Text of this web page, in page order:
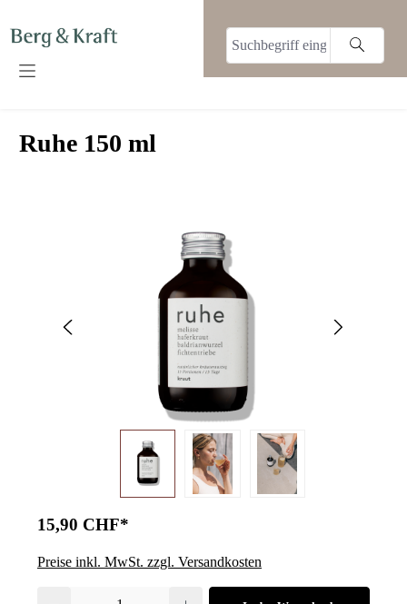
Ruhe 150 ml
Bildergalerie überspringen
15,90 CHF*
Preise inkl. MwSt. zzgl. Versandkosten